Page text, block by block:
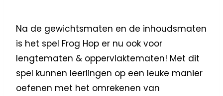
Na de gewichtsmaten en de inhoudsmaten
is het spel Frog Hop er nu ook voor
lengtematen & oppervlaktematen! Met dit
spel kunnen leerlingen op een leuke manier
oefenen met het omrekenen van